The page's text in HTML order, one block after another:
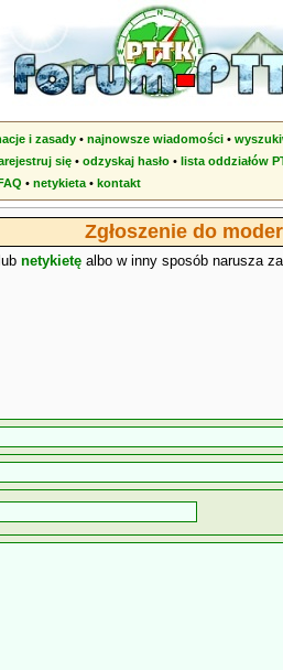
i zasady • najnowsze wiadomości •
się • odzyskaj hasło • lista oddziałów
• netykieta • kontakt
Zgłoszenie do
lub netykietę albo w inny sposób narusza